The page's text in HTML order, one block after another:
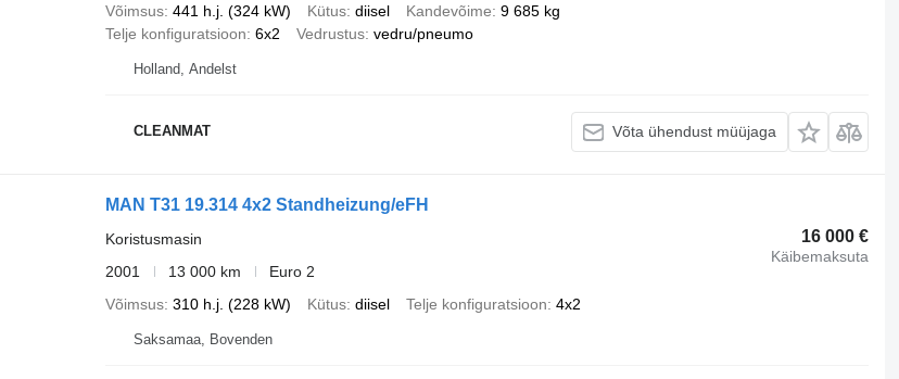
Võimsus 441 h.j. (324 kW) Kütus diisel Kandevõime 9 685 kg
Telje konfiguratsioon 6x2 Vedrustus vedru/pneumo
Holland, Andelst
CLEANMAT Võta ühendust müüjaga
MAN T31 19.314 4x2 Standheizung/eFH
16 000 €
Käibemaksuta
Koristusmasin
2001
13 000 km
Euro 2
Võimsus 310 h.j. (228 kW) Kütus diisel Telje konfiguratsioon 4x2
Saksamaa, Bovenden